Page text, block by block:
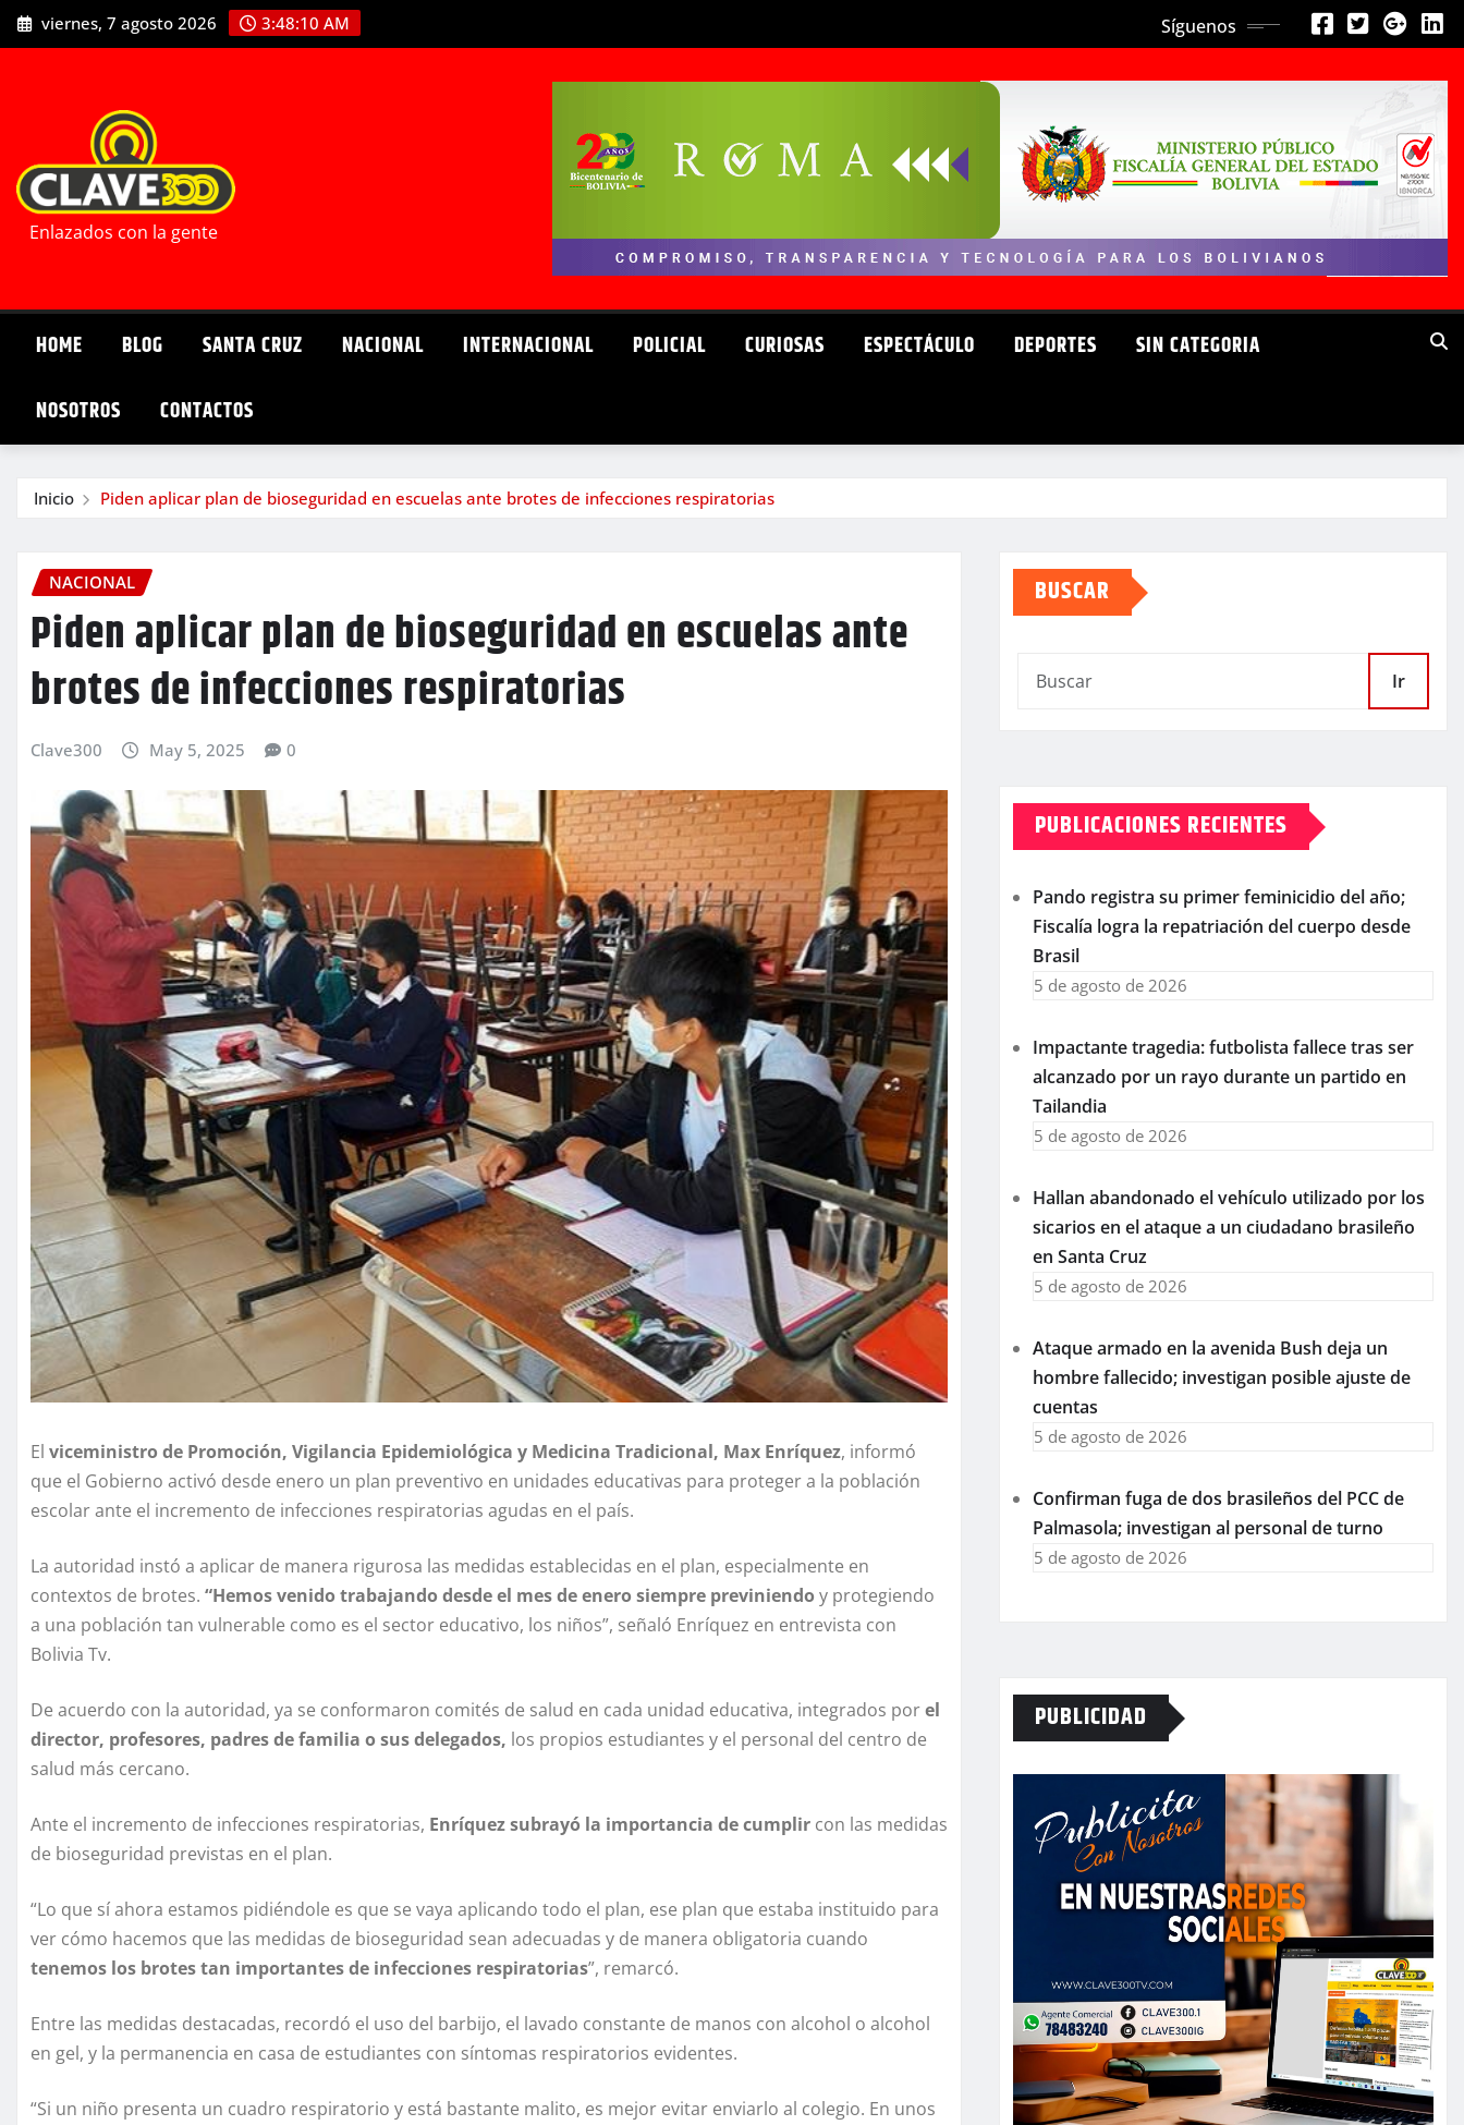
Saltar
al
viernes, 7 agosto 2026 3:48:12 AM Síguenos
Enlazados con la gente
HOME BLOG SANTA CRUZ NACIONAL INTERNACIONAL POLICIAL CURIOSAS ESPECTÁCULO DEPORTES SIN CATEGORIA
NOSOTROS CONTACTOS
Inicio Piden aplicar plan de bioseguridad en escuelas ante brotes de infecciones respiratorias
NACIONAL
Piden aplicar plan de bioseguridad en escuelas ante
brotes de infecciones respiratorias
Clave300 May 5, 2025 0
El viceministro de Promoción, Vigilancia Epidemiológica y Medicina Tradicional, Max Enríquez, informó
que el Gobierno activó desde enero un plan preventivo en unidades educativas para proteger a la población
escolar ante el incremento de infecciones respiratorias agudas en el país.
La autoridad instó a aplicar de manera rigurosa las medidas establecidas en el plan, especialmente en
contextos de brotes. “Hemos venido trabajando desde el mes de enero siempre previniendo y protegiendo
a una población tan vulnerable como es el sector educativo, los niños”, señaló Enríquez en entrevista con
Bolivia Tv.
De acuerdo con la autoridad, ya se conformaron comités de salud en cada unidad educativa, integrados porel
director, profesores, padres de familia o sus delegados, los propios estudiantes y el personal del centro de
salud más cercano.
Ante el incremento de infecciones respiratorias, Enríquez subrayó la importancia de cumplir con las medidas
de bioseguridad previstas en el plan.
“Lo que sí ahora estamos pidiéndole es que se vaya aplicando todo el plan, ese plan que estaba instituido para
ver cómo hacemos que las medidas de bioseguridad sean adecuadas y de manera obligatoria cuando
tenemos los brotes tan importantes de infecciones respiratorias”, remarcó.
Entre las medidas destacadas, recordó el uso del barbijo, el lavado constante de manos con alcohol o alcohol
en gel, y la permanencia en casa de estudiantes con síntomas respiratorios evidentes.
“Si un niño presenta un cuadro respiratorio y está bastante malito, es mejor evitar enviarlo al colegio. En unos
BUSCAR
Ir
PUBLICACIONES RECIENTES
Pando registra su primer feminicidio del año;
Fiscalía logra la repatriación del cuerpo desde
Brasil
5 de agosto de 2026
Impactante tragedia: futbolista fallece tras ser
alcanzado por un rayo durante un partido en
Tailandia
5 de agosto de 2026
Hallan abandonado el vehículo utilizado por los
sicarios en el ataque a un ciudadano brasileño
en Santa Cruz
5 de agosto de 2026
Ataque armado en la avenida Bush deja un
hombre fallecido; investigan posible ajuste de
cuentas
5 de agosto de 2026
Confirman fuga de dos brasileños del PCC de
Palmasola; investigan al personal de turno
5 de agosto de 2026
PUBLICIDAD